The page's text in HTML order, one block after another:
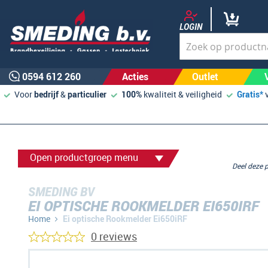
LOGIN
0594 612 260 Acties Outlet
Voorbedrijf&particulier 100% kwaliteit & veiligheid Gratis*
Open productgroep menu
SMEDING BV
EI OPTISCHE ROOKMELDER EI650IRF
Home Ei optische Rookmelder Ei650iRF
Deel
0 reviews
Ga